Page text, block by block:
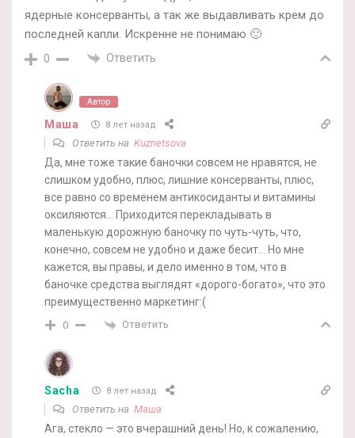
ядерные консерванты, а так же выдавливать крем до
последней капли. Искренне не понимаю 🙂
0 Ответить
Автор
Маша 8 лет назад
Ответить на Kuznetsova
Да, мне тоже такие баночки совсем не нравятся, не
слишком удобно, плюс, лишние консерванты, плюс,
все равно со временем антикосиданты и витамины
оксиляются… Приходится перекладывать в
маленькую дорожную баночку по чуть-чуть, что,
конечно, совсем не удобно и даже бесит… Но мне
кажется, вы правы, и дело именно в том, что в
баночке средства выглядят «дорого-богато», что это
преимущественно маркетинг:(
0 Ответить
Sacha 8 лет назад
Ответить на Маша
Ага, стекло — это вчерашний день! Но, к сожалению,